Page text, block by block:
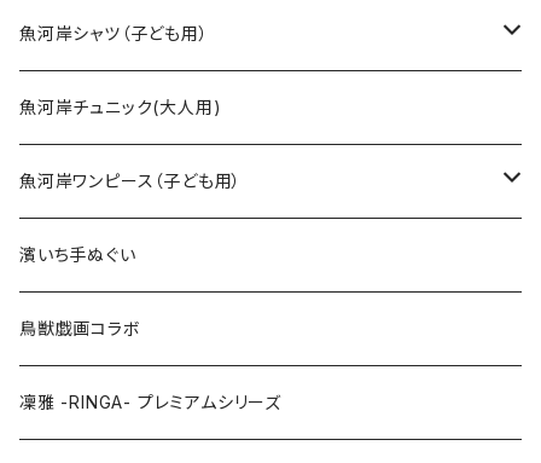
SSサイズ
Sサイズ
Mサイズ
Lサイズ
LLサイズ
特大3Lサイズ
魚河岸シャツ（子ども用）
90cm
100cm
110cm
120cm
130cm
魚河岸チュニック(大人用)
魚河岸ワンピース（子ども用）
100cm
120cm
濱いち手ぬぐい
鳥獣戯画コラボ
凜雅 -RINGA- プレミアムシリーズ